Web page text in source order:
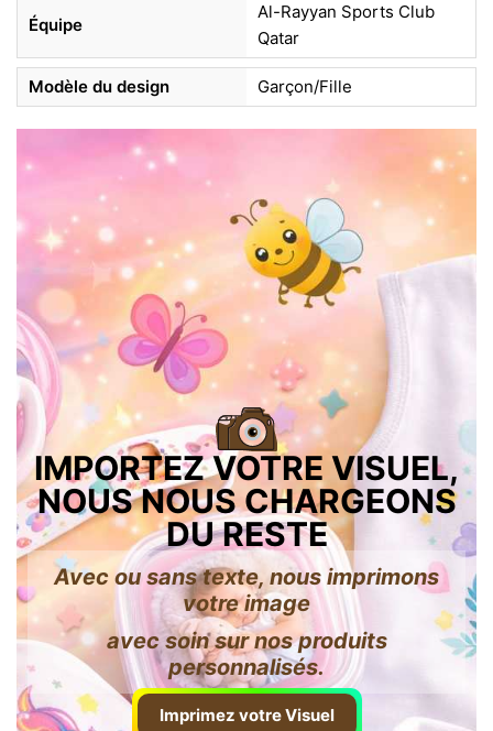
Équipe
Al-Rayyan Sports Club
Qatar
Modèle du design Garçon/Fille
IMPORTEZ VOTRE VISUEL,
NOUS NOUS CHARGEONS
DU RESTE
Avec ou sans texte, nous imprimons
votre image
avec soin sur nos produits
personnalisés.
Imprimez votre Visuel